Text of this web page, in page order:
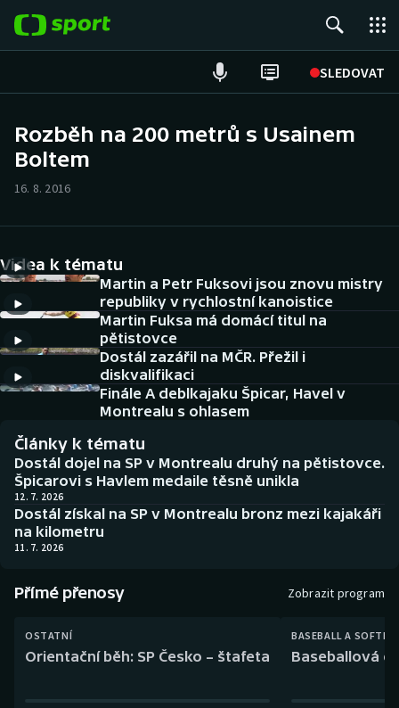
SLEDOVAT
Hokej
Cyklistika
DALŠÍ SPORTY
Americký fotbal
Baseball a softbal
Basketbal
Biatlon
Boby a skeleton
Box
Curling
NEPŘEHLÉDNĚTE
Historické návraty
Aplikace ČT sport
AZ kvíz
Rozběh na 200 metrů s Usainem
Boltem
16. 8. 2016
Videa k tématu
Martin a Petr Fuksovi jsou znovu mistry
republiky v rychlostní kanoistice
Martin Fuksa má domácí titul na
pětistovce
Dostál zazářil na MČR. Přežil i
diskvalifikaci
Finále A deblkajaku Špicar, Havel v
Montrealu s ohlasem
Články k tématu
Dostál dojel na SP v Montrealu druhý na pětistovce.
Špicarovi s Havlem medaile těsně unikla
12. 7. 2026
Dostál získal na SP v Montrealu bronz mezi kajakáři
na kilometru
11. 7. 2026
Přímé přenosy Zobrazit program
OSTATNÍ
Orientační běh: SP Česko – štafeta
BASEBALL A
Baseballová